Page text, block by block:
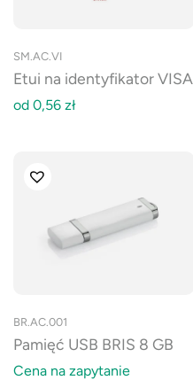
SM.AC.VI
Etui na identyfikator VISA
od 0,56 zł
BR.AC.001
Pamięć USB BRIS 8 GB
Cena na zapytanie